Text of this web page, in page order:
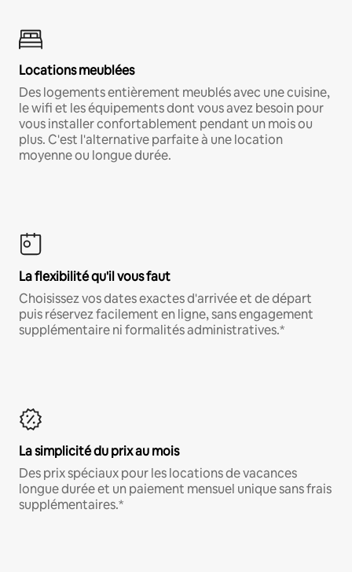
Locations meublées
Des logements entièrement meublés avec une cuisine,
le wifi et les équipements dont vous avez besoin pour
vous installer confortablement pendant un mois ou
plus. C'est l'alternative parfaite à une location
moyenne ou longue durée.
La flexibilité qu'il vous faut
Choisissez vos dates exactes d'arrivée et de départ
puis réservez facilement en ligne, sans engagement
supplémentaire ni formalités administratives.*
La simplicité du prix au mois
Des prix spéciaux pour les locations de vacances
longue durée et un paiement mensuel unique sans frais
supplémentaires.*